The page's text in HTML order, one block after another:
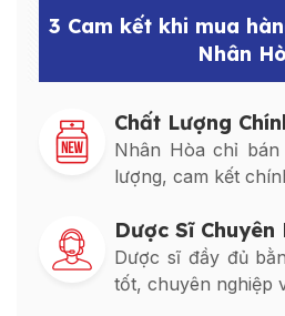
3 Cam kết khi mua
Nhân
Chất Lượng
Nhân Hòa chỉ
lượng, cam kết
Dược Sĩ Chuyên
Dược sĩ đầy đủ
tốt, chuyên nghiệp